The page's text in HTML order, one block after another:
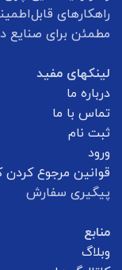
راهکارهای
مطمئن برای صنایع
لینکهای مفید
درباره ما
تماس با ما
ثبت نام
ورود
قوانین مرجوع کردن
پیگیری سفارش
منابع
وبلاگ